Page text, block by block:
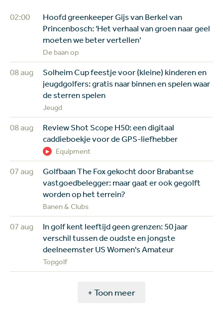
02:00
Hoofd greenkeeper Gijs van Berkel van
Princenbosch: 'Het verhaal van groen naar geel
moeten we beter vertellen'
De baan op
08 aug
Solheim Cup feestje voor (kleine) kinderen en
jeugdgolfers: gratis naar binnen en spelen waar
de sterren spelen
Jeugd
08 aug
Review Shot Scope H50: een digitaal
caddieboekje voor de GPS-liefhebber
Equipment
07 aug
Golfbaan The Fox gekocht door Brabantse
vastgoedbelegger: maar gaat er ook gegolft
worden op het terrein?
Banen & Clubs
07 aug
In golf kent leeftijd geen grenzen: 50 jaar
verschil tussen de oudste en jongste
deelneemster US Women's Amateur
Topgolf
+ Toon meer